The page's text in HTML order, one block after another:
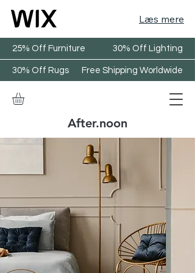
Læs mere